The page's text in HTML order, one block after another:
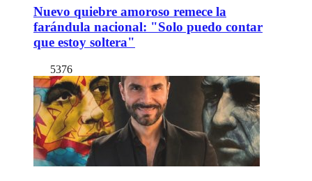
Nuevo quiebre amoroso remece la
farándula nacional: "Solo puedo contar
que estoy soltera"
5376